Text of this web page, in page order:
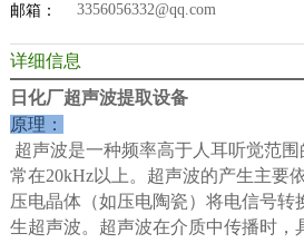
邮箱： 3356056332@qq.com
详细信息
日化厂超声波提取设备
原理：
超声波是一种频率高于人耳听觉范
常在20kHz以上。超声波的产生主要
压电晶体（如压电陶瓷）将电信号转
生超声波。超声波在介质中传播时，